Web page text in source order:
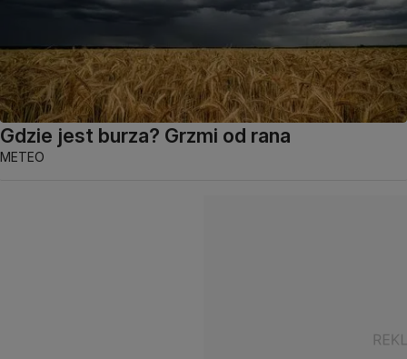
Gdzie jest burza? Grzmi od rana
METEO